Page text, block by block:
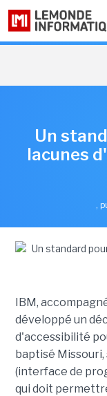
Un
lacunes
,
IBM,
développé un
d'accessibilité
baptisé Missouri,
(interface de
qui doit